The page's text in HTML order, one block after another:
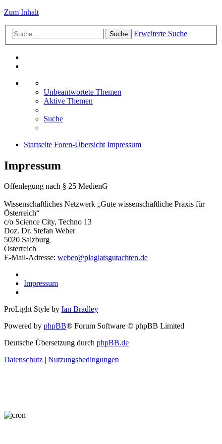
Zum Inhalt
Suche Erweiterte Suche
Unbeantwortete Themen
Aktive Themen
Suche
Startseite Foren-Übersicht Impressum
Impressum
Offenlegung nach § 25 MedienG
Wissenschaftliches Netzwerk „Gute wissenschaftliche Praxis für
Österreich“
c/o Science City, Techno 13
Doz. Dr. Stefan Weber
5020 Salzburg
Österreich
E-Mail-Adresse: weber@plagiatsgutachten.de
Impressum
ProLight Style by Ian Bradley
Powered by phpBB® Forum Software © phpBB Limited
Deutsche Übersetzung durch phpBB.de
Datenschutz | Nutzungsbedingungen